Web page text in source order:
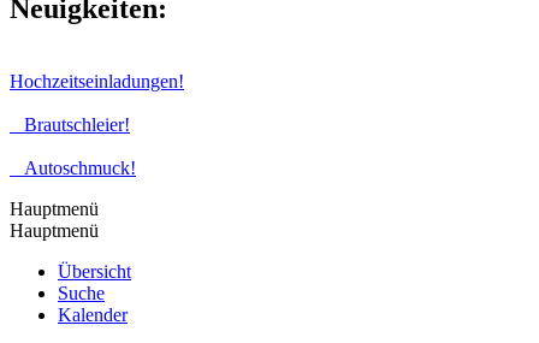
Neuigkeiten:
Hochzeitseinladungen!
Brautschleier!
Autoschmuck!
Hauptmenü
Hauptmenü
Übersicht
Suche
Kalender